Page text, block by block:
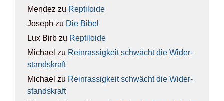
Mendez zu Rep­ti­lo­ide
Joseph zu Die Bibel
Lux Birb zu Rep­ti­lo­ide
Michael zu Rein­ras­sig­keit schwächt die Wider­
stands­kraft
Michael zu Rein­ras­sig­keit schwächt die Wider­
stands­kraft